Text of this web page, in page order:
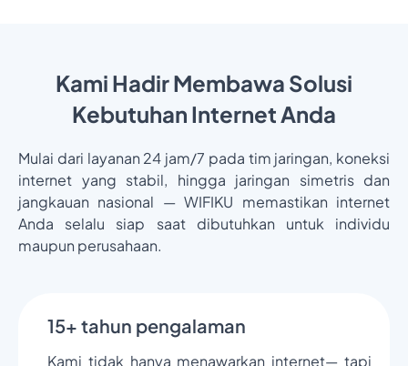
Kami Hadir Membawa Solusi
Kebutuhan Internet Anda
Mulai dari layanan 24 jam/7 pada tim jaringan, koneksi
internet yang stabil, hingga jaringan simetris dan
jangkauan nasional — WIFIKU memastikan internet
Anda selalu siap saat dibutuhkan untuk individu
maupun perusahaan.
15+ tahun pengalaman
Kami tidak hanya menawarkan internet— tapi